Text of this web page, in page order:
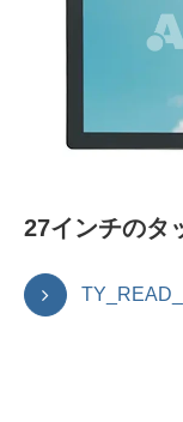
27インチのタ